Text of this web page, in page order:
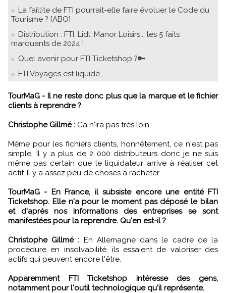
La faillite de FTI pourrait-elle faire évoluer le Code du
Tourisme ? [ABO]
Distribution : FTI, Lidl, Manor Loisirs... les 5 faits
marquants de 2024 !
Quel avenir pour FTI Ticketshop ?🔑
FTI Voyages est liquidé...
TourMaG - Il ne reste donc plus que la marque et le fichier
clients à reprendre ?
Christophe Gillmé : Ca n'ira pas très loin.
Même pour les fichiers clients, honnêtement, ce n'est pas
simple. Il y a plus de 2 000 distributeurs donc je ne suis
même pas certain que le liquidateur arrive à réaliser cet
actif. Il y a assez peu de choses à racheter.
TourMaG - En France, il subsiste encore une entité FTI
Ticketshop. Elle n'a pour le moment pas déposé le bilan
et d'après nos informations des entreprises se sont
manifestées pour la reprendre. Qu'en est-il ?
Christophe Gillmé : En Allemagne dans le cadre de la
procédure en insolvabilité, ils essaient de valoriser des
actifs qui peuvent encore l'être.
Apparemment FTI Ticketshop intéresse des gens,
notamment pour l'outil technologique qu'il représente.